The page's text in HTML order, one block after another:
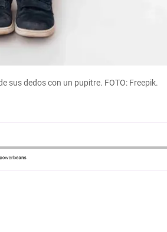
sus dedos con un pupitre. FOTO: Freepik.